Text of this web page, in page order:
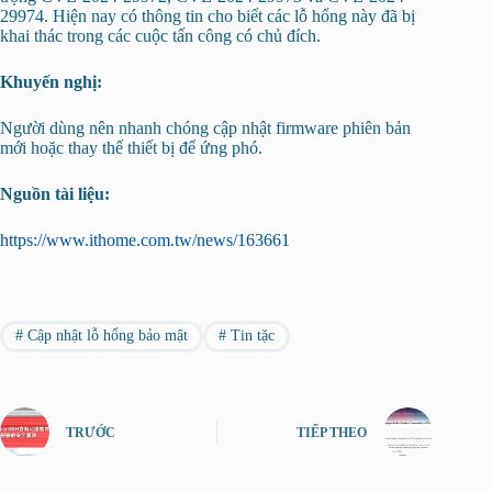
29974. Hiện nay có thông tin cho biết các lỗ hổng này đã bị
khai thác trong các cuộc tấn công có chủ đích.
Khuyến nghị:
Người dùng nên nhanh chóng cập nhật firmware phiên bản
mới hoặc thay thế thiết bị để ứng phó.
Nguồn tài liệu:
https://www.ithome.com.tw/news/163661
#Cập nhật lỗ hổng bảo mật #Tin tặc
TRƯỚC TIẾP THEO